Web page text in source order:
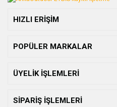
HIZLI ERİŞİM
POPÜLER MARKALAR
ÜYELİK İŞLEMLERİ
SİPARİŞ İŞLEMLERİ